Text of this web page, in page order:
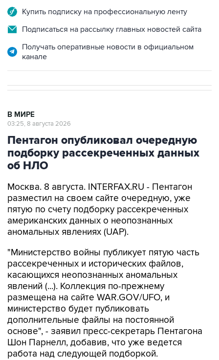
Купить подписку на профессиональную ленту
Подписаться на рассылку главных новостей сайта
Получать оперативные новости в официальном
канале
В МИРЕ
03:25, 8 августа 2026
Пентагон опубликовал очередную
подборку рассекреченных данных
об НЛО
Москва. 8 августа. INTERFAX.RU - Пентагон
разместил на своем сайте очередную, уже
пятую по счету подборку рассекреченных
американских данных о неопознанных
аномальных явлениях (UAP).
"Министерство войны публикует пятую часть
рассекреченных и исторических файлов,
касающихся неопознанных аномальных
явлений (...). Коллекция по-прежнему
размещена на сайте WAR.GOV/UFO, и
министерство будет публиковать
дополнительные файлы на постоянной
основе", - заявил пресс-секретарь Пентагона
Шон Парнелл, добавив, что уже ведется
работа над следующей подборкой.